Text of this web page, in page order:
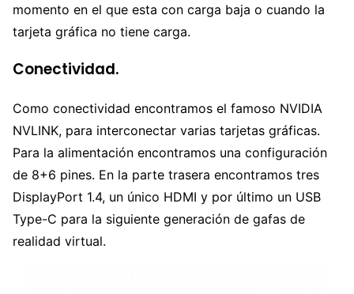
momento en el que esta con carga baja o cuando la
tarjeta gráfica no tiene carga.
Conectividad.
Como conectividad encontramos el famoso NVIDIA
NVLINK, para interconectar varias tarjetas gráficas.
Para la alimentación encontramos una configuración
de 8+6 pines. En la parte trasera encontramos tres
DisplayPort 1.4, un único HDMI y por último un USB
Type-C para la siguiente generación de gafas de
realidad virtual.